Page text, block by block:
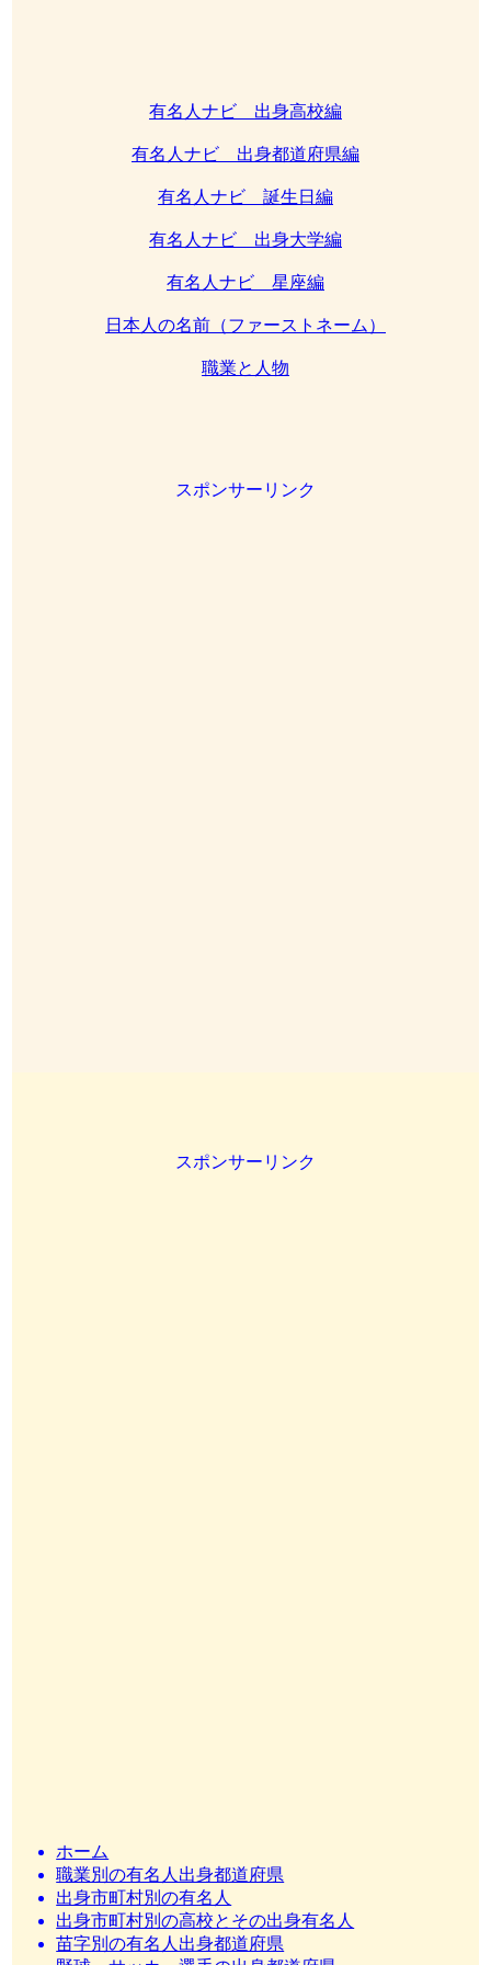
有名人ナビ 出身高校編
有名人ナビ 出身都道府県編
有名人ナビ 誕生日編
有名人ナビ 出身大学編
有名人ナビ 星座編
日本人の名前（ファーストネーム）
職業と人物
スポンサーリンク
スポンサーリンク
ホーム
職業別の有名人出身都道府県
出身市町村別の有名人
出身市町村別の高校とその出身有名人
苗字別の有名人出身都道府県